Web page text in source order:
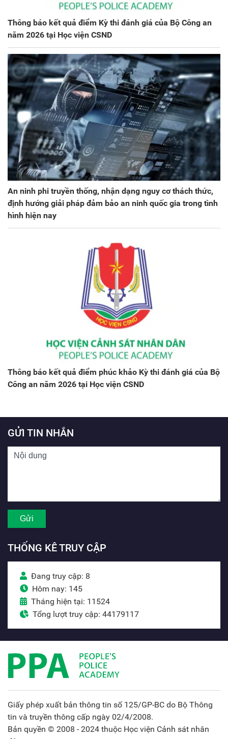
Thông báo kết quả điểm Kỳ thi đánh giá của Bộ Công an
năm 2026 tại Học viện CSND
An ninh phi truyền thống, nhận dạng nguy cơ thách thức,
định hướng giải pháp đảm bảo an ninh quốc gia trong tình
hình hiện nay
Thông báo kết quả điểm phúc khảo Kỳ thi đánh giá của Bộ
Công an năm 2026 tại Học viện CSND
GỬI TIN NHẮN
THỐNG KÊ TRUY CẬP
Đang truy cập: 8
Hôm nay: 145
Tháng hiện tại: 11524
Tổng lượt truy cập: 44179117
Giấy phép xuất bản thông tin số 125/GP-BC do Bộ Thông
tin và truyền thông cấp ngày 02/4/2008.
Bản quyền © 2008 - 2024 thuộc Học viện Cảnh sát nhân